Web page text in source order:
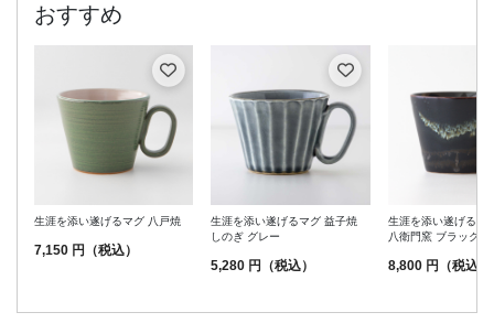
生涯を添い遂げるマグ 八戸焼
7,150 円（税込）
生涯を添い遂げるマグ 益子焼
しのぎ グレー
5,280 円（税込）
生涯を添い遂げるマ
八衛門窯 ブラック
8,800 円（税込）